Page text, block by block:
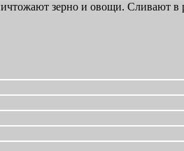
зерно и овощи. Сливают в